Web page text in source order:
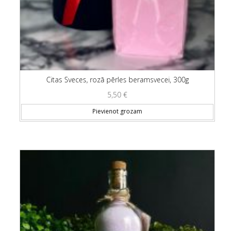
Citas Sveces, rozā pērles beramsvecei, 300g
5,50 €
Pievienot grozam